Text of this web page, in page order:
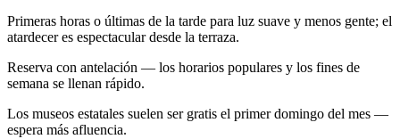
Primeras horas o últimas de la tarde para luz suave y menos gente; el
atardecer es espectacular desde la terraza.
Reserva con antelación — los horarios populares y los fines de
semana se llenan rápido.
Los museos estatales suelen ser gratis el primer domingo del mes —
espera más afluencia.